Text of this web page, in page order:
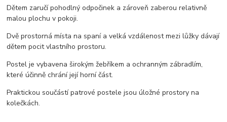
Dětem zaručí pohodlný odpočinek a zároveň zaberou relativně
malou plochu v pokoji.
Dvě prostorná místa na spaní a velká vzdálenost mezi lůžky dávají
dětem pocit vlastního prostoru.
Postel je vybavena širokým žebříkem a ochranným zábradlím,
které účinně chrání její horní část.
Praktickou součástí patrové postele jsou úložné prostory na
kolečkách.